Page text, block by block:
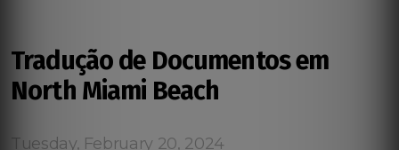
Tradução de Documentos em
North Miami Beach
Tuesday, February 20, 2024